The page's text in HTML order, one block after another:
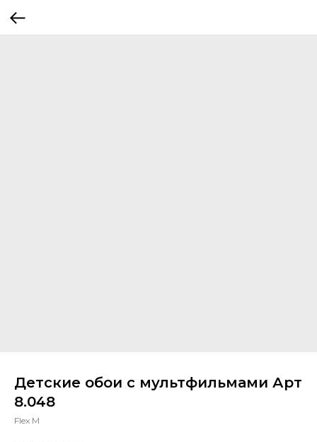
Детские обои с мультфильмами Арт
8.048
Flex M